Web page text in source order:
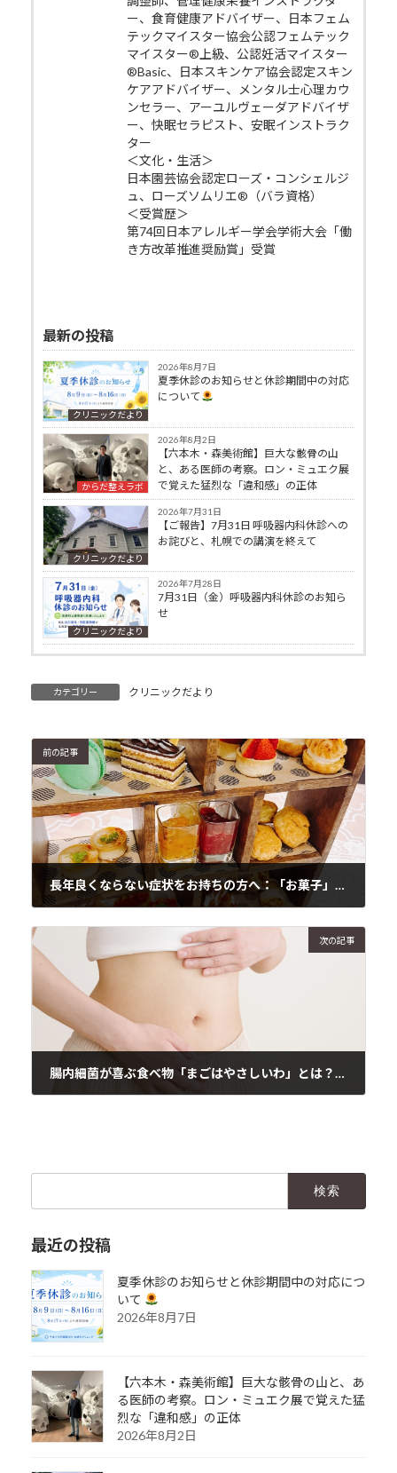
ー、食育健康アドバイザー、日本フェム
テックマイスター協会公認フェムテック
マイスター®上級、公認妊活マイスター
®Basic、日本スキンケア協会認定スキン
ケアアドバイザー、メンタル士心理カウ
ンセラー、アーユルヴェーダアドバイザ
ー、快眠セラピスト、安眠インストラク
ター
＜文化・生活＞
日本園芸協会認定ローズ・コンシェルジ
ュ、ローズソムリエ®（バラ資格）
＜受賞歴＞
第74回日本アレルギー学会学術大会「働
き方改革推進奨励賞」受賞
最新の投稿
クリニックだより
2026年8月7日
夏季休診のお知らせと休診期間中の対応
について
からだ整えラボ
2026年8月2日
【六本木・森美術館】巨大な骸骨の山
と、ある医師の考察。ロン・ミュエク展
で覚えた猛烈な「違和感」の正体
クリニックだより
2026年7月31日
【ご報告】7月31日 呼吸器内科休診への
お詫びと、札幌での講演を終えて
クリニックだより
2026年7月28日
7月31日（金）呼吸器内科休診のお知ら
せ
カテゴリー クリニックだより
前の記事
長年良くならない症状をお持ちの方へ：「お菓子」をやめてみませんか？
次の記事
腸内細菌が喜ぶ食べ物「まごはやさしいわ」とは？手軽な腸活で健康に
最近の投稿
夏季休診のお知らせと休診期間中の対応につ
いて
2026年8月7日
【六本木・森美術館】巨大な骸骨の山と、あ
る医師の考察。ロン・ミュエク展で覚えた猛
烈な「違和感」の正体
2026年8月2日